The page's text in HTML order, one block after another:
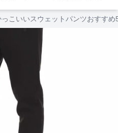
っこいいスウェットパンツおすす